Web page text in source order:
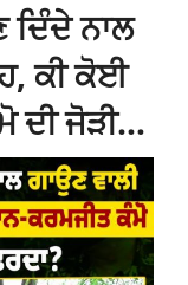
ਦਿੰਦੇ ਨਾਲ
ਕੀ ਕੋਈ
ਦੀ ਜੋੜੀ…